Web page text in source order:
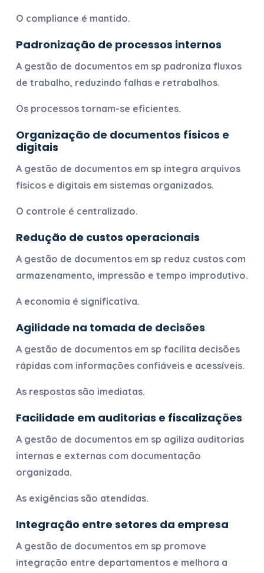
O compliance é mantido.
Padronização de processos internos
A gestão de documentos em sp padroniza fluxos
de trabalho, reduzindo falhas e retrabalhos.
Os processos tornam-se eficientes.
Organização de documentos físicos e
digitais
A gestão de documentos em sp integra arquivos
físicos e digitais em sistemas organizados.
O controle é centralizado.
Redução de custos operacionais
A gestão de documentos em sp reduz custos com
armazenamento, impressão e tempo improdutivo.
A economia é significativa.
Agilidade na tomada de decisões
A gestão de documentos em sp facilita decisões
rápidas com informações confiáveis e acessíveis.
As respostas são imediatas.
Facilidade em auditorias e fiscalizações
A gestão de documentos em sp agiliza auditorias
internas e externas com documentação
organizada.
As exigências são atendidas.
Integração entre setores da empresa
A gestão de documentos em sp promove
integração entre departamentos e melhora a